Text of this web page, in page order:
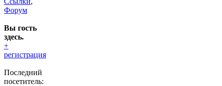
Форум
Вы гость
здесь.
+
регистрация
Последний
посетитель: